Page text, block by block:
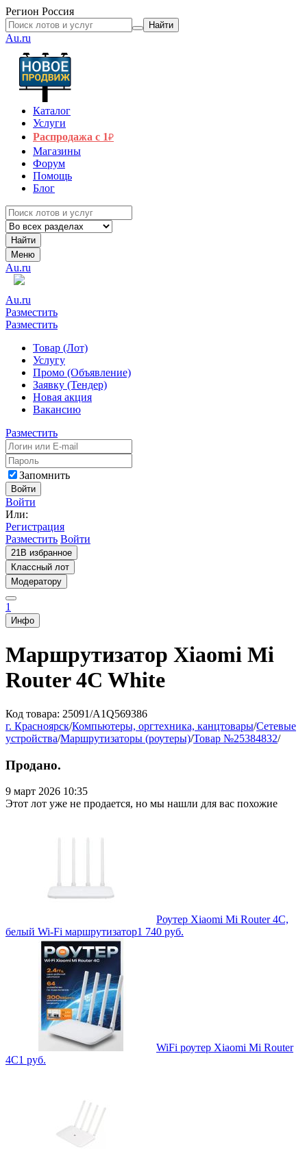
Регион Россия
Найти
Au.ru
Каталог
Услуги
Распродажа с 1₽
Магазины
Форум
Помощь
Блог
Найти
Меню
Au.ru
Au.ru
Разместить
Разместить
Товар (Лот)
Услугу
Промо (Объявление)
Заявку (Тендер)
Новая акция
Вакансию
Разместить
Запомнить
Войти
Войти
Или:
Регистрация
Разместить Войти
21В избранное
Классный лот
Модератору
1
Инфо
Маршрутизатор Xiaomi Mi
Router 4C White
Код товара: 25091/A1Q569386
г. Красноярск/Компьютеры, оргтехника, канцтовары/Сетевые
устройства/Маршрутизаторы (роутеры)/Товар №25384832/
Продано.
9 март 2026 10:35
Этот лот уже не продается, но мы нашли для вас похожие
Роутер Xiaomi Mi Router 4C,
белый Wi-Fi маршрутизатор1 740 руб.
WiFi роутер Xiaomi Mi Router
4C1 руб.